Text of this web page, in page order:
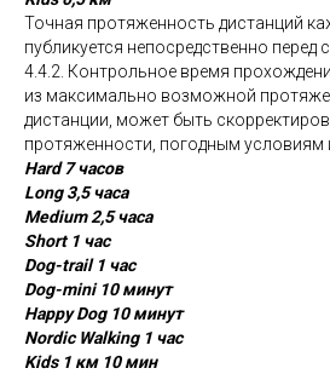
Точная протяженность дистанций
публикуется непосредственно перед
4.4.2. Контрольное время
из максимально возможной
дистанции, может быть
протяженности, погодным условиям
Hard 7 часов
Long 3,5 часа
Medium 2,5 часа
Short 1 час
Dog-trail 1 час
Dog-mini 10 минут
Happy Dog 10 минут
Nordic Walking 1 час
Kids 1 км 10 мин